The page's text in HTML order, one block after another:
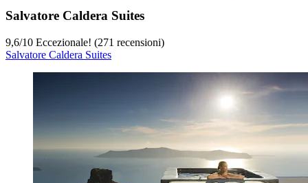
Salvatore Caldera Suites
9,6/10 Eccezionale! (271 recensioni)
Salvatore Caldera Suites